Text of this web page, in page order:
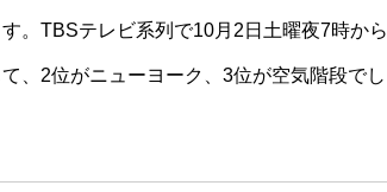
。TBSテレビ系列で10月2日土曜夜7時から
、2位がニューヨーク、3位が空気階段でし